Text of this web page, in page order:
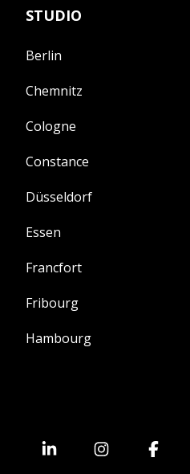
STUDIO
Berlin
Chemnitz
Cologne
Constance
Düsseldorf
Essen
Francfort
Fribourg
Hambourg